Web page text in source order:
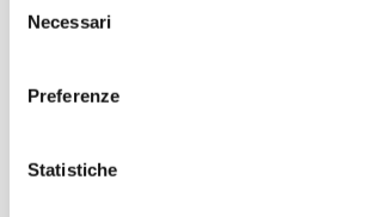
delNecessari
Preferenze
Statistiche
Natanti
News